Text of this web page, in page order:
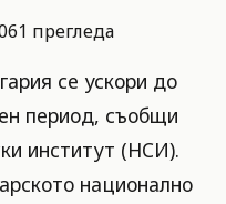
прегледа
се ускори до
период, съобщи
институт (НСИ).
национално